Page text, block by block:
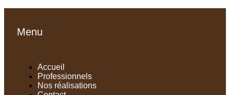
Menu
Accueil
Professionnels
Nos réalisations